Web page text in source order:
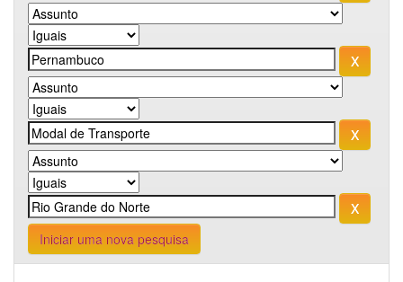
Iniciar uma nova pesquisa